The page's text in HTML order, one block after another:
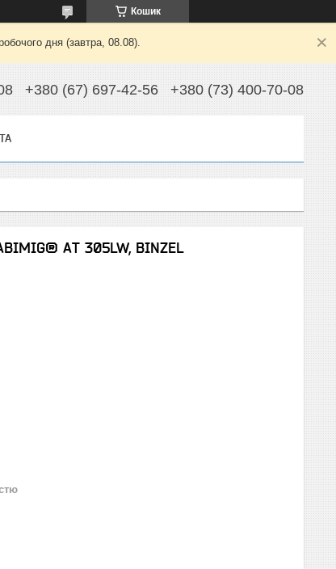
Кошик
дня (завтра, 08.08).
+380 (67) 697-42-56 +380 (73) 400-70-08
АT 305LW, BINZEL